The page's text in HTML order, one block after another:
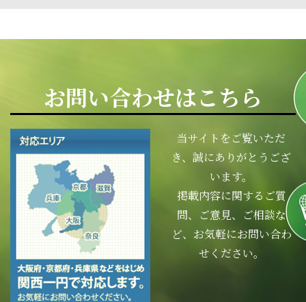
お問い合わせはこちら
当サイトをご覧いただ
き、誠にありがとうござ
います。
掲載内容に関するご質
問、ご意見、ご相談な
ど、お気軽にお問い合わ
せください。